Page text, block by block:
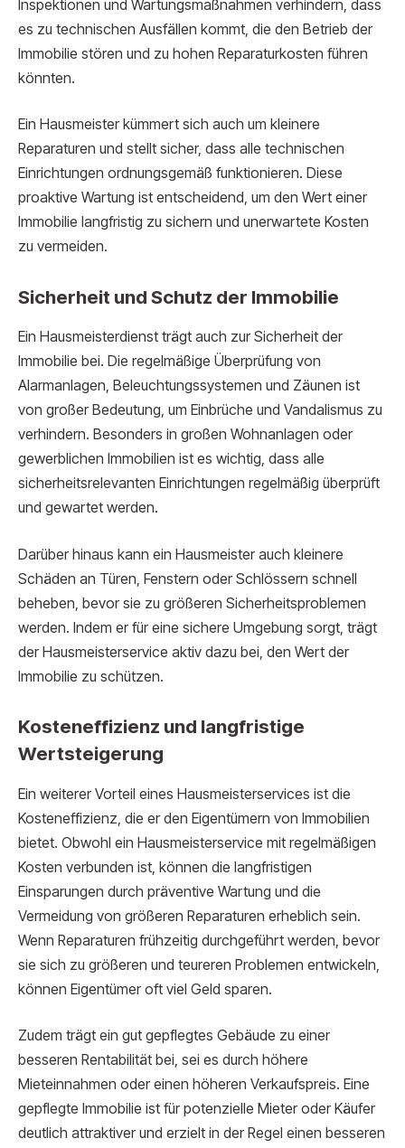
Inspektionen und Wartungsmaßnahmen verhindern, dass
es zu technischen Ausfällen kommt, die den Betrieb der
Immobilie stören und zu hohen Reparaturkosten führen
könnten.
Ein Hausmeister kümmert sich auch um kleinere
Reparaturen und stellt sicher, dass alle technischen
Einrichtungen ordnungsgemäß funktionieren. Diese
proaktive Wartung ist entscheidend, um den Wert einer
Immobilie langfristig zu sichern und unerwartete Kosten
zu vermeiden.
Sicherheit und Schutz der Immobilie
Ein Hausmeisterdienst trägt auch zur Sicherheit der
Immobilie bei. Die regelmäßige Überprüfung von
Alarmanlagen, Beleuchtungssystemen und Zäunen ist
von großer Bedeutung, um Einbrüche und Vandalismus zu
verhindern. Besonders in großen Wohnanlagen oder
gewerblichen Immobilien ist es wichtig, dass alle
sicherheitsrelevanten Einrichtungen regelmäßig überprüft
und gewartet werden.
Darüber hinaus kann ein Hausmeister auch kleinere
Schäden an Türen, Fenstern oder Schlössern schnell
beheben, bevor sie zu größeren Sicherheitsproblemen
werden. Indem er für eine sichere Umgebung sorgt, trägt
der Hausmeisterservice aktiv dazu bei, den Wert der
Immobilie zu schützen.
Kosteneffizienz und langfristige
Wertsteigerung
Ein weiterer Vorteil eines Hausmeisterservices ist die
Kosteneffizienz, die er den Eigentümern von Immobilien
bietet. Obwohl ein Hausmeisterservice mit regelmäßigen
Kosten verbunden ist, können die langfristigen
Einsparungen durch präventive Wartung und die
Vermeidung von größeren Reparaturen erheblich sein.
Wenn Reparaturen frühzeitig durchgeführt werden, bevor
sie sich zu größeren und teureren Problemen entwickeln,
können Eigentümer oft viel Geld sparen.
Zudem trägt ein gut gepflegtes Gebäude zu einer
besseren Rentabilität bei, sei es durch höhere
Mieteinnahmen oder einen höheren Verkaufspreis. Eine
gepflegte Immobilie ist für potenzielle Mieter oder Käufer
deutlich attraktiver und erzielt in der Regel einen besseren